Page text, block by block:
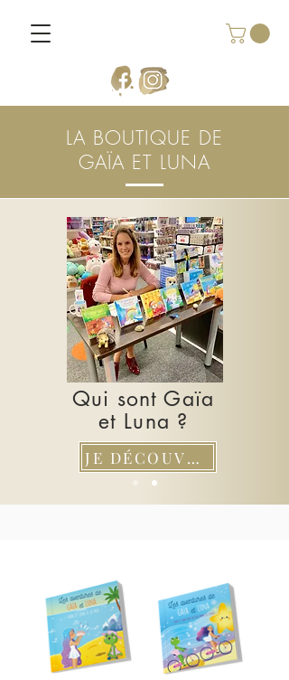
LA BOUTIQUE DE
GAÏA ET LUNA
Qui sont Gaïa
et Luna ?
JE DÉCOUVRE